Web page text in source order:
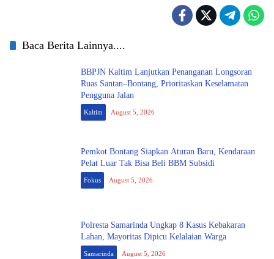
Baca Berita Lainnya....
BBPJN Kaltim Lanjutkan Penanganan Longsoran
Ruas Santan–Bontang, Prioritaskan Keselamatan
Pengguna Jalan
Kaltim August 5, 2026
Pemkot Bontang Siapkan Aturan Baru, Kendaraan
Pelat Luar Tak Bisa Beli BBM Subsidi
Fokus August 5, 2026
Polresta Samarinda Ungkap 8 Kasus Kebakaran
Lahan, Mayoritas Dipicu Kelalaian Warga
Samarinda August 5, 2026